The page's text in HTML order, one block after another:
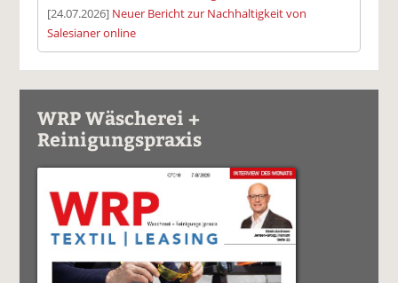
[24.07.2026] Neuer Bericht zur Nachhaltigkeit von
Salesianer online
WRP Wäscherei +
Reinigungspraxis